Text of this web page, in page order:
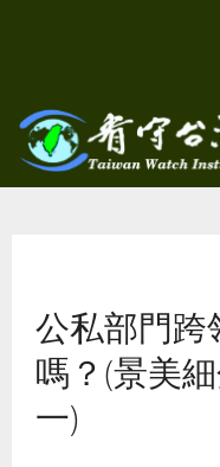
容
Watch
公私部門跨
嗎？(景美
一)